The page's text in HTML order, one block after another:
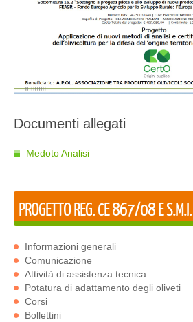
Documenti allegati
Medoto Analisi
PROGETTO REG. CE 867/08 E S.M.I.
Informazioni generali
Comunicazione
Attività di assistenza tecnica
Potatura di adattamento degli oliveti
Corsi
Bollettini